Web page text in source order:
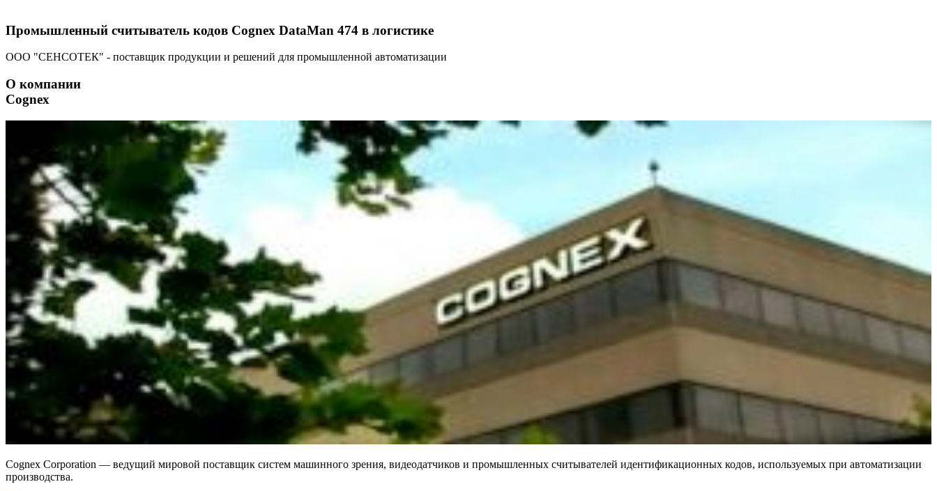
Промышленный считыватель кодов Cognex DataMan 474 в логистике
ООО "СЕНСОТЕК" - поставщик продукции и решений для промышленной автоматизации
О компании
Cognex
Cognex Corporation — ведущий мировой поставщик систем машинного зрения, видеодатчиков и промышленных считывателей идентификационных кодов, используемых при автоматизации
производства.